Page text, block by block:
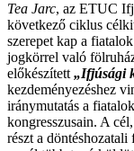
Tea Jarc, az ETUC
következő ciklus
szerepet kap a
jogkörrel való
előkészített „Ifjúsági
kezdeményezéshez
iránymutatás a
kongresszusain. A
részt a